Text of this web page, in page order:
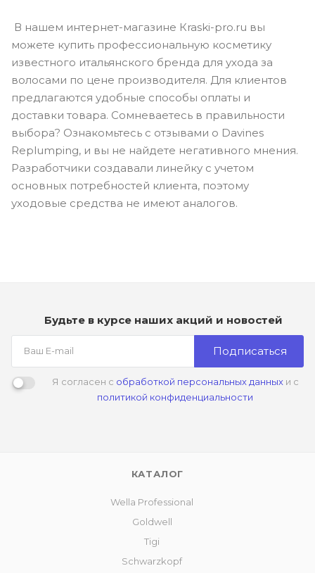
В нашем интернет-магазине Кraski-pro.ru вы
можете купить профессиональную косметику
известного итальянского бренда для ухода за
волосами по цене производителя. Для клиентов
предлагаются удобные способы оплаты и
доставки товара. Сомневаетесь в правильности
выбора? Ознакомьтесь с отзывами о Davines
Replumping, и вы не найдете негативного мнения.
Разработчики создавали линейку с учетом
основных потребностей клиента, поэтому
уходовые средства не имеют аналогов.
Будьте в курсе наших акций и новостей
Подписаться
Я согласен с обработкой персональных данныхи с
политикой конфиденциальности
КАТАЛОГ
Wella Professional
Goldwell
Tigi
Schwarzkopf